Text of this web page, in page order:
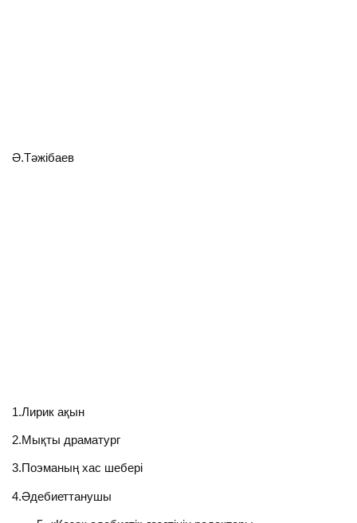
Ә.Тәжібаев
1.Лирик ақын
2.Мықты драматург
3.Поэманың хас шебері
4.Әдебиеттанушы